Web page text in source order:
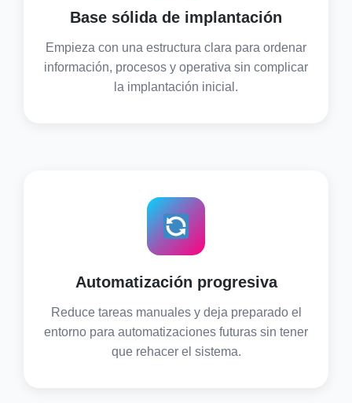
Base sólida de implantación
Empieza con una estructura clara para ordenar
información, procesos y operativa sin complicar
la implantación inicial.
Automatización progresiva
Reduce tareas manuales y deja preparado el
entorno para automatizaciones futuras sin tener
que rehacer el sistema.